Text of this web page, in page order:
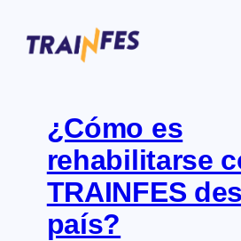
content
¿Cómo es
rehabilitarse
TRAINFES
país?